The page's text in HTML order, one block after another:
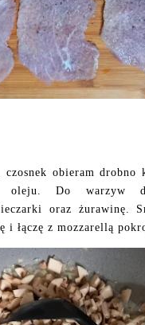
czosnek obieram drobno
oleju. Do warzyw
oraz żurawinę.
i łączę z mozzarellą